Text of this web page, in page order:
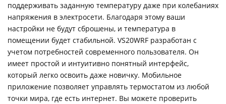
поддерживать заданную температуру даже при колебаниях
напряжения в электросети. Благодаря этому ваши
настройки не будут сброшены, и температура в
помещении будет стабильной. VS20WRF разработан с
учетом потребностей современного пользователя. Он
имеет простой и интуитивно понятный интерфейс,
который легко освоить даже новичку. Мобильное
приложение позволяет управлять термостатом из любой
точки мира, где есть интернет. Вы можете проверить